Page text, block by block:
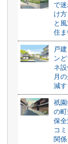
で
け
と
住
戸
ン
ネ
月
減
祇
の町
保
コ
関